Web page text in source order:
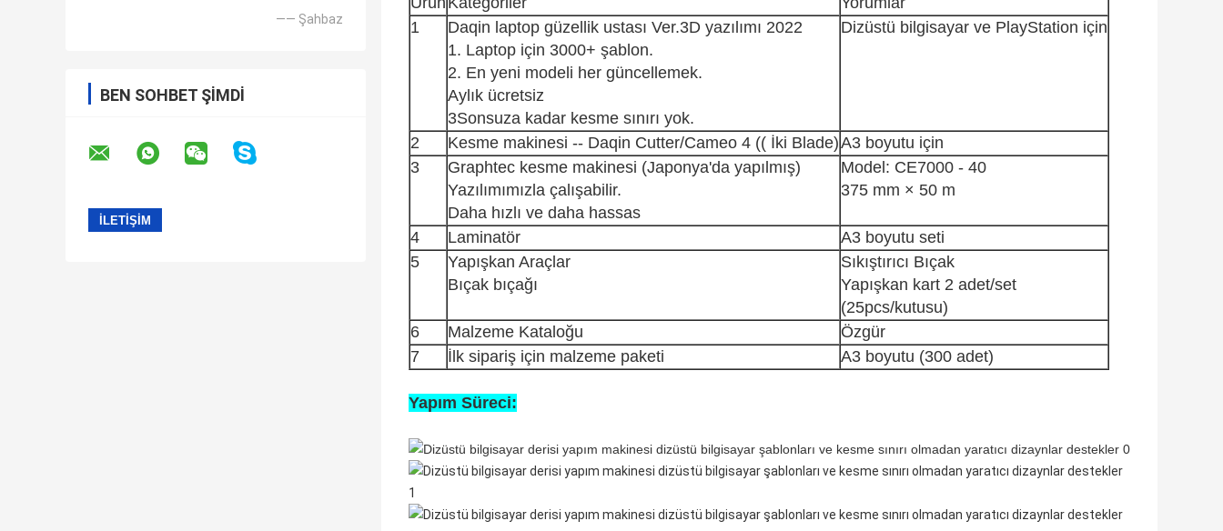
—— Şahbaz
BEN SOHBET ŞIMDI
1
Daqin laptop güzellik ustası Ver.3D yazılımı 2022
1. Laptop için 3000+ şablon.
2. En yeni modeli her güncellemek.
Aylık ücretsiz
3Sonsuza kadar kesme sınırı yok.
Dizüstü bilgisayar ve PlayStation için
2 Kesme makinesi -- Daqin Cutter/Cameo 4 (( İki Blade)A3 boyutu için
3
Graphtec kesme makinesi (Japonya'da yapılmış)
Yazılımımızla çalışabilir.
Daha hızlı ve daha hassas
Model: CE7000 - 40
375 mm × 50 m
4 Laminatör
A3 boyutu seti
5
Yapışkan Araçlar
Bıçak bıçağı
Sıkıştırıcı Bıçak
Yapışkan kart 2 adet/set
(25pcs/kutusu)
6
Malzeme Kataloğu
Özgür
7
İlk sipariş için malzeme paketi A3 boyutu (300 adet)
Yapım Süreci: